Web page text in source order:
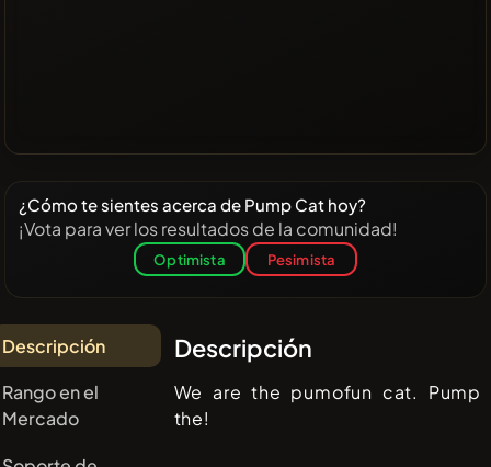
¿Cómo te sientes acerca de Pump Cat hoy?
¡Vota para ver los resultados de la comunidad!
Optimista Pesimista
Descripción
Rango en el
Mercado
Descripción
We are the pumofun cat. Pump
the!